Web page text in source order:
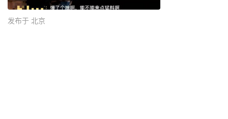
发布于 北京